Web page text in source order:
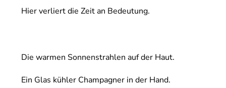
Hier verliert die Zeit an Bedeutung.
Die warmen Sonnenstrahlen auf der Haut.
Ein Glas kühler Champagner in der Hand.